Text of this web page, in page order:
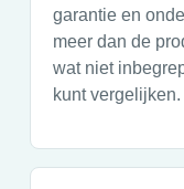
garantie en
meer dan de
wat niet
kunt vergelijken.